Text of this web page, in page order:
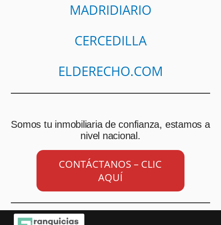
MADRIDIARIO
CERCEDILLA
ELDERECHO.COM
Somos tu inmobiliaria de confianza, estamos a
nivel nacional.
CONTÁCTANOS – CLIC
AQUÍ